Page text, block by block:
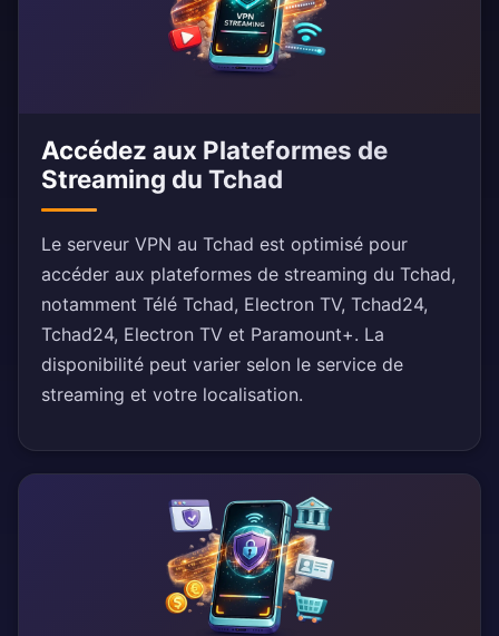
Accédez aux Plateformes de
Streaming du Tchad
Le serveur VPN au Tchad est optimisé pour
accéder aux plateformes de streaming du Tchad,
notamment Télé Tchad, Electron TV, Tchad24,
Tchad24, Electron TV et Paramount+. La
disponibilité peut varier selon le service de
streaming et votre localisation.